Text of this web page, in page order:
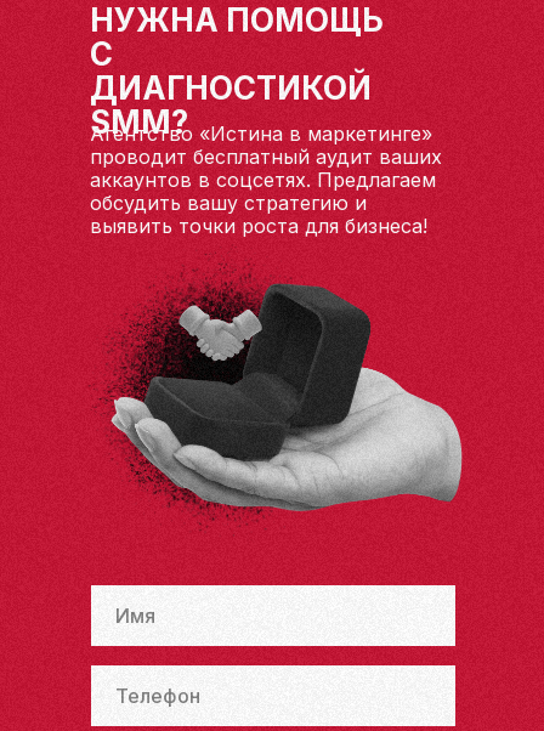
НУЖНА ПОМОЩЬ
С
ДИАГНОСТИКОЙ
SMM?
Агентство «Истина в маркетинге»
проводит бесплатный аудит ваших
аккаунтов в соцсетях. Предлагаем
обсудить вашу стратегию и
выявить точки роста для бизнеса!